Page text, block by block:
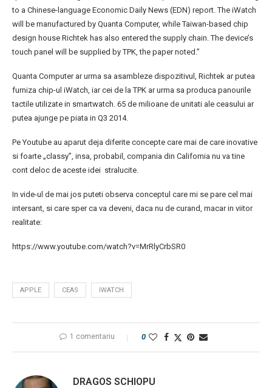
to a Chinese-language Economic Daily News (EDN) report. The iWatch
will be manufactured by Quanta Computer, while Taiwan-based chip
design house Richtek has also entered the supply chain. The device’s
touch panel will be supplied by TPK, the paper noted.”
Quanta Computer ar urma sa asambleze dispozitivul, Richtek ar putea
furniza chip-ul iWatch, iar cei de la TPK ar urma sa produca panourile
tactile utilizate in smartwatch. 65 de milioane de unitati ale ceasului ar
putea ajunge pe piata in Q3 2014.
Pe Youtube au aparut deja diferite concepte care mai de care inovative
si foarte „classy”, insa, probabil, compania din California nu va tine
cont deloc de aceste idei stralucite.
In vide-ul de mai jos puteti observa conceptul care mi se pare cel mai
intersant, si care sper ca va deveni, daca nu de curand, macar in viitor
realitate:
https://www.youtube.com/watch?v=MrRlyCrbSR0
APPLE CEAS IWATCH
1 comentariu 0
DRAGOS SCHIOPU